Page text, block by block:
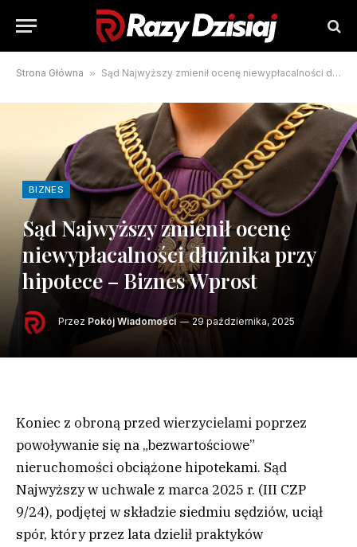
Strona Główna » Sąd Najwyższy zmienił ocenę niewypłacalności dłużnika przy hipotece – Biznes Wprost
BIZNES
Sąd Najwyższy zmienił ocenę
niewypłacalności dłużnika przy
hipotece – Biznes Wprost
Przez Pokój Wiadomości 29 października, 2025
Koniec z obroną przed wierzycielami poprzez
powoływanie się na „bezwartościowe”
nieruchomości obciążone hipotekami. Sąd
Najwyższy w uchwale z marca 2025 r. (III CZP
9/24), podjętej w składzie siedmiu sędziów, uciął
spór, który przez lata dzielił praktyków